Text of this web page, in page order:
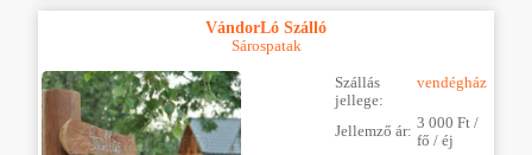
VándorLó Szálló
Sárospatak
Szállás
jellege:
vendégház
Jellemző ár: 3 000 Ft /
fő / éj